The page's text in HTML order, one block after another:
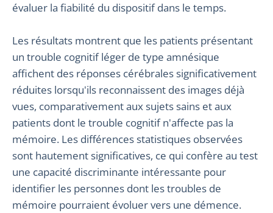
évaluer la fiabilité du dispositif dans le temps.
Les résultats montrent que les patients présentant
un trouble cognitif léger de type amnésique
affichent des réponses cérébrales significativement
réduites lorsqu'ils reconnaissent des images déjà
vues, comparativement aux sujets sains et aux
patients dont le trouble cognitif n'affecte pas la
mémoire. Les différences statistiques observées
sont hautement significatives, ce qui confère au test
une capacité discriminante intéressante pour
identifier les personnes dont les troubles de
mémoire pourraient évoluer vers une démence.